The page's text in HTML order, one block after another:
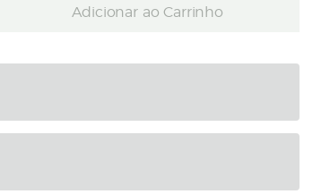
Adicionar ao Carrinho